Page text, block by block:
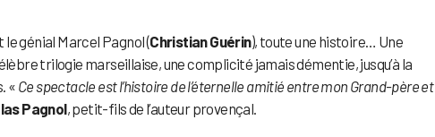
le génial Marcel Pagnol (Christian Guérin), toute une histoire… Une
trilogie marseillaise, une complicité jamais démentie, jusqu’à la
« Ce spectacle est l’histoire de l’éternelle amitié entre mon Grand-père et
Pagnol, petit-fils de l’auteur provençal.